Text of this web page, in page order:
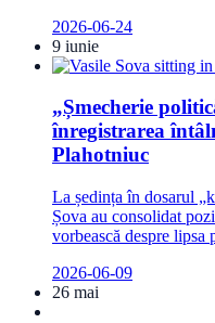
2026-06-24
9 iunie
„Șmecherie
înregistrarea
Plahotniuc
La ședința în dosarul
Șova au consolidat
vorbească despre lipsa
2026-06-09
26 mai